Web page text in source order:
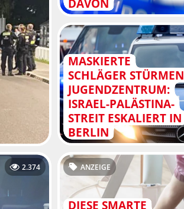
DAVON
MASKIERTE
SCHLÄGER STÜRMEN
JUGENDZENTRUM:
ISRAEL-PALÄSTINA-
STREIT ESKALIERT IN
BERLIN
2.374
DIESE SMARTE
ANZEIGE